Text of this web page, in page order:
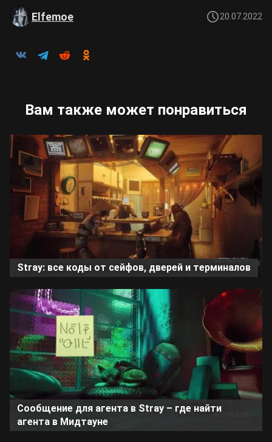
Elfemoe 20.07.2022
Вам также может понравиться
Stray: все коды от сейфов, дверей и терминалов
Сообщение для агента в Stray – где найти
агента в Мидтауне